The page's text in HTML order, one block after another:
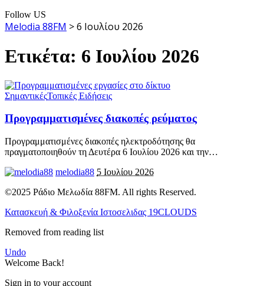
Follow US
Melodia 88FM >6 Ιουλίου 2026
Ετικέτα: 6 Ιουλίου 2026
ΣημαντικέςΤοπικές Ειδήσεις
Προγραμματισμένες διακοπές ρεύματος
Προγραμματισμένες διακοπές ηλεκτροδότησης θα
πραγματοποιηθούν τη Δευτέρα 6 Ιουλίου 2026 και την…
melodia88 5 Ιουλίου 2026
©2025 Ράδιο Μελωδία 88FM. All rights Reserved.
Κατασκευή & Φιλοξενία Ιστοσελιδας 19CLOUDS
Removed from reading list
Undo
Welcome Back!
Sign in to your account